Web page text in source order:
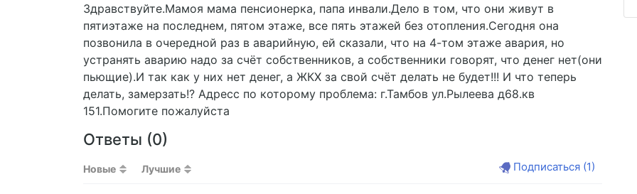
Здравствуйте.Мамоя мама пенсионерка, папа инвали.Дело в том, что они живут в
пятиэтаже на последнем, пятом этаже, все пять этажей без отопления.Сегодня она
позвонила в очередной раз в аварийную, ей сказали, что на 4-том этаже авария, но
устранять аварию надо за счёт собственников, а собственники говорят, что денег нет(они
пьющие).И так как у них нет денег, а ЖКХ за свой счёт делать не будет!!! И что теперь
делать, замерзать!? Адресс по которому проблема: г.Тамбов ул.Рылеева д68.кв
151.Помогите пожалуйста
Ответы (0)
Новые Лучшие Подписаться (1)